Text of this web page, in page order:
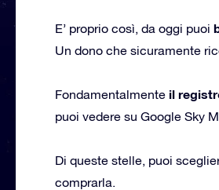
E’ proprio così, da oggi puoi
Un dono che sicuramente
Fondamentalmente il
puoi vedere su Google Sky
Di queste stelle, puoi
comprarla.